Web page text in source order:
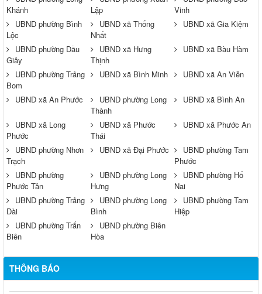
Khánh
Lập
Vinh
UBND phường Bình
Lộc
UBND xã Thống
Nhất
UBND xã Gia Kiệm
UBND phường Dầu
Giây
UBND xã Hưng
Thịnh
UBND xã Bàu Hàm
UBND phường Trảng
Bom
UBND xã Bình Minh UBND xã An Viễn
UBND xã An Phước
UBND phường Long
Thành
UBND xã Bình An
UBND xã Long
Phước
UBND xã Phước
Thái
UBND xã Phước An
UBND phường Nhơn
Trạch
UBND xã Đại Phước
UBND phường Tam
Phước
UBND phường
Phước Tân
UBND phường Long
Hưng
UBND phường Hố
Nai
UBND phường Trảng
Dài
UBND phường Long
Bình
UBND phường Tam
Hiệp
UBND phường Trấn
Biên
UBND phường Biên
Hòa
THÔNG BÁO
Thông báo về việc tuyển dụng viên chức năm 2026